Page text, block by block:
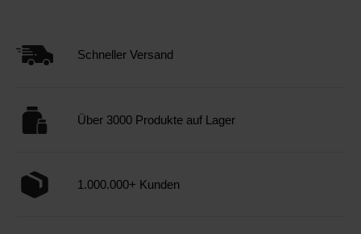
Schneller Versand
Über 3000 Produkte auf Lager
1.000.000+ Kunden